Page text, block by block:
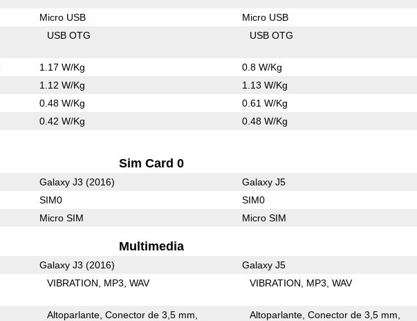
Micro USB Micro USB
USB OTG USB OTG
1.17 W/Kg 0.8 W/Kg
1.12 W/Kg 1.13 W/Kg
0.48 W/Kg 0.61 W/Kg
0.42 W/Kg 0.48 W/Kg
Sim Card 0
Galaxy J3 (2016) Galaxy J5
SIM0 SIM0
Micro SIM Micro SIM
Multimedia
Galaxy J3 (2016) Galaxy J5
VIBRATION MP3 WAV VIBRATION MP3 WAV
Altoparlante Conector de 3,5 mm Altoparlante Conector de 3,5 mm